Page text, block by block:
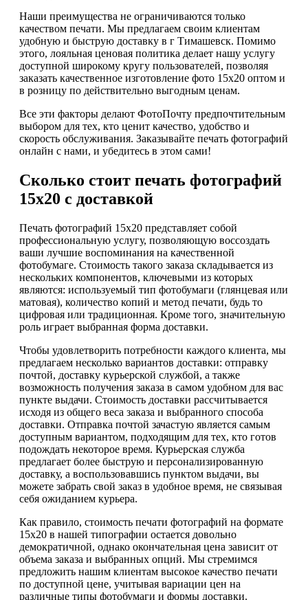
Наши преимущества не ограничиваются только
качеством печати. Мы предлагаем своим клиентам
удобную и быструю доставку в г Тимашевск. Помимо
этого, лояльная ценовая политика делает нашу услугу
доступной широкому кругу пользователей, позволяя
заказать качественное изготовление фото 15х20 оптом и
в розницу по действительно выгодным ценам.
Все эти факторы делают ФотоПочту предпочтительным
выбором для тех, кто ценит качество, удобство и
скорость обслуживания. Заказывайте печать фотографий
онлайн с нами, и убедитесь в этом сами!
Сколько стоит печать фотографий
15х20 с доставкой
Печать фотографий 15х20 представляет собой
профессиональную услугу, позволяющую воссоздать
ваши лучшие воспоминания на качественной
фотобумаге. Стоимость такого заказа складывается из
нескольких компонентов, ключевыми из которых
являются: используемый тип фотобумаги (глянцевая или
матовая), количество копий и метод печати, будь то
цифровая или традиционная. Кроме того, значительную
роль играет выбранная форма доставки.
Чтобы удовлетворить потребности каждого клиента, мы
предлагаем несколько вариантов доставки: отправку
почтой, доставку курьерской службой, а также
возможность получения заказа в самом удобном для вас
пункте выдачи. Стоимость доставки рассчитывается
исходя из общего веса заказа и выбранного способа
доставки. Отправка почтой зачастую является самым
доступным вариантом, подходящим для тех, кто готов
подождать некоторое время. Курьерская служба
предлагает более быструю и персонализированную
доставку, а воспользовавшись пунктом выдачи, вы
можете забрать свой заказ в удобное время, не связывая
себя ожиданием курьера.
Как правило, стоимость печати фотографий на формате
15х20 в нашей типографии остается довольно
демократичной, однако окончательная цена зависит от
объема заказа и выбранных опций. Мы стремимся
предложить нашим клиентам высокое качество печати
по доступной цене, учитывая вариации цен на
различные типы фотобумаги и формы доставки.